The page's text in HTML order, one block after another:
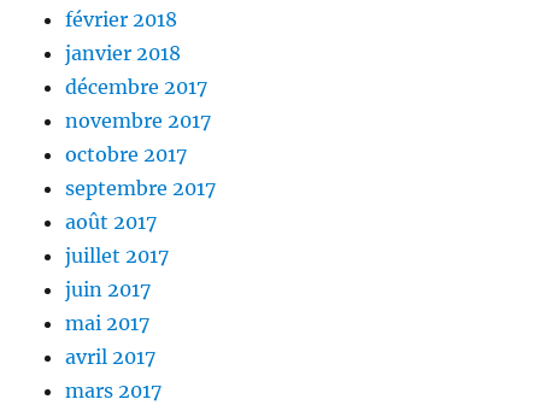
février 2018
janvier 2018
décembre 2017
novembre 2017
octobre 2017
septembre 2017
août 2017
juillet 2017
juin 2017
mai 2017
avril 2017
mars 2017